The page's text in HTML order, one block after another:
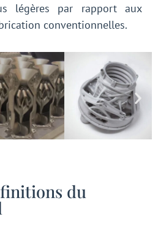
légères par rapport aux
conventionnelles.
du